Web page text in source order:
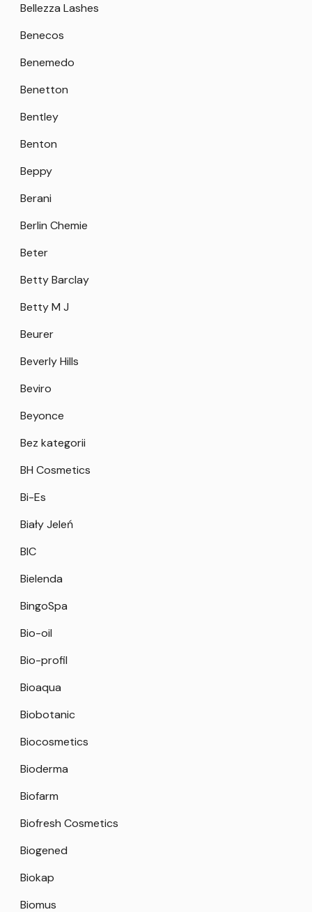
Bellezza Lashes
Benecos
Benemedo
Benetton
Bentley
Benton
Beppy
Berani
Berlin Chemie
Beter
Betty Barclay
Betty M J
Beurer
Beverly Hills
Beviro
Beyonce
Bez kategorii
BH Cosmetics
Bi-Es
Biały Jeleń
BIC
Bielenda
BingoSpa
Bio-oil
Bio-profil
Bioaqua
Biobotanic
Biocosmetics
Bioderma
Biofarm
Biofresh Cosmetics
Biogened
Biokap
Biomus